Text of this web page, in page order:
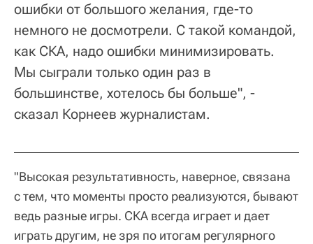
ошибки от большого желания, где-то
немного не досмотрели. С такой командой,
как СКА, надо ошибки минимизировать.
Мы сыграли только один раз в
большинстве, хотелось бы больше", -
сказал Корнеев журналистам.
"Высокая результативность, наверное, связана
с тем, что моменты просто реализуются, бывают
ведь разные игры. СКА всегда играет и дает
играть другим, не зря по итогам регулярного